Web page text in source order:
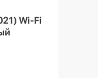
Wi-Fi